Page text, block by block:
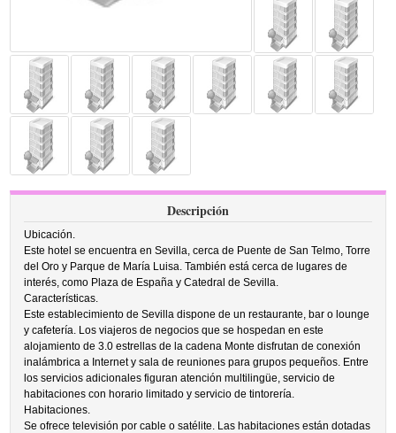
Descripción
Ubicación.
Este hotel se encuentra en Sevilla, cerca de Puente de San Telmo, Torre
del Oro y Parque de María Luisa. También está cerca de lugares de
interés, como Plaza de España y Catedral de Sevilla.
Características.
Este establecimiento de Sevilla dispone de un restaurante, bar o lounge
y cafetería. Los viajeros de negocios que se hospedan en este
alojamiento de 3.0 estrellas de la cadena Monte disfrutan de conexión
inalámbrica a Internet y sala de reuniones para grupos pequeños. Entre
los servicios adicionales figuran atención multilingüe, servicio de
habitaciones con horario limitado y servicio de tintorería.
Habitaciones.
Se ofrece televisión por cable o satélite. Las habitaciones están dotadas